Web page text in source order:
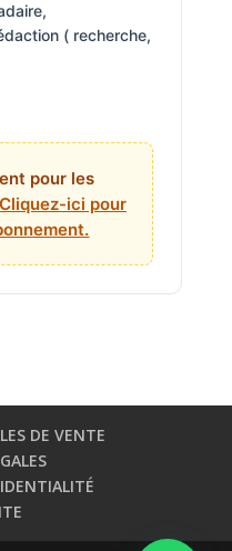
( recherche,
pour les
Cliquez-ici pour
DE VENTE